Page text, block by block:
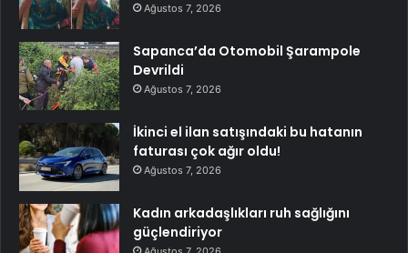
Ağustos 7, 2026
Sapanca’da Otomobil Şarampole
Devrildi
Ağustos 7, 2026
İkinci el ilan satışındaki bu hatanın
faturası çok ağır oldu!
Ağustos 7, 2026
Kadın arkadaşlıkları ruh sağlığını
güçlendiriyor